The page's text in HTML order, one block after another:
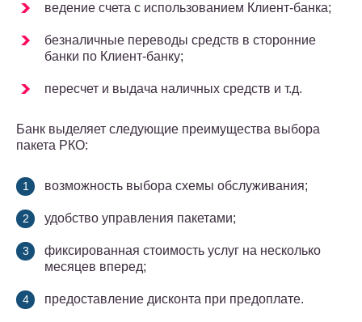
ведение счета с использованием Клиент-банка;
безналичные переводы средств в сторонние
банки по Клиент-банку;
пересчет и выдача наличных средств и т.д.
Банк выделяет следующие преимущества выбора
пакета РКО:
возможность выбора схемы обслуживания;
удобство управления пакетами;
фиксированная стоимость услуг на несколько
месяцев вперед;
предоставление дисконта при предоплате.